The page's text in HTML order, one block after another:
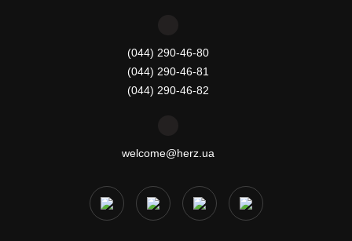
(044) 290-46-80
(044) 290-46-81
(044) 290-46-82
welcome@herz.ua